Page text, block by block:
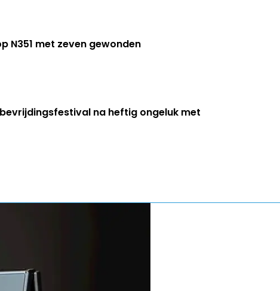
N351 met zeven gewonden
na heftig ongeluk met